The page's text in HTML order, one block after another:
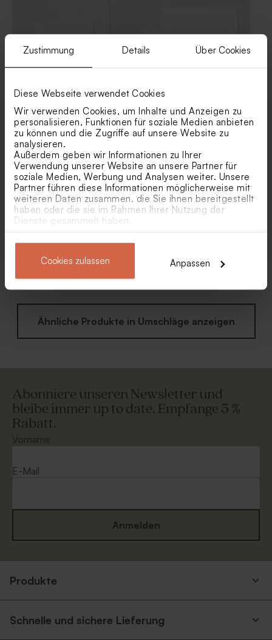
Zustimmung Details Über Cookies
Diese Webseite verwendet Cookies
Wir verwenden Cookies, um Inhalte und Anzeigen zu
personalisieren, Funktionen für soziale Medien anbieten
zu können und die Zugriffe auf unsere Website zu
analysieren.
Außerdem geben wir Informationen zu Ihrer
Verwendung unserer Website an unsere Partner für
soziale Medien, Werbung und Analysen weiter. Unsere
Partner führen diese Informationen möglicherweise mit
weiteren Daten zusammen, die Sie ihnen bereitgestellt
haben oder die sie im Rahmen Ihrer Nutzung der
Dienste gesammelt haben.
Cookies zulassen Anpassen
Quadratischer Umschlag
selbstklebender Verschluss
'Ecru'
Umschlag mit
selbstklebendem Verschluss
'Ecru'
Umschlag 'gebrochenes
Umschlag mit seitlicher
Ähnliche Produkte in Umschläge anzeigen
Abonniere unseren Newsletter und
bleibe immer up to date. Empfange 5 %
Rabatt.
Vorname
E-Mail
Anmelden
Produkte
Schnelle und sichere Lieferung